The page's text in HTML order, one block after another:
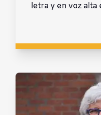
letra y en voz alta